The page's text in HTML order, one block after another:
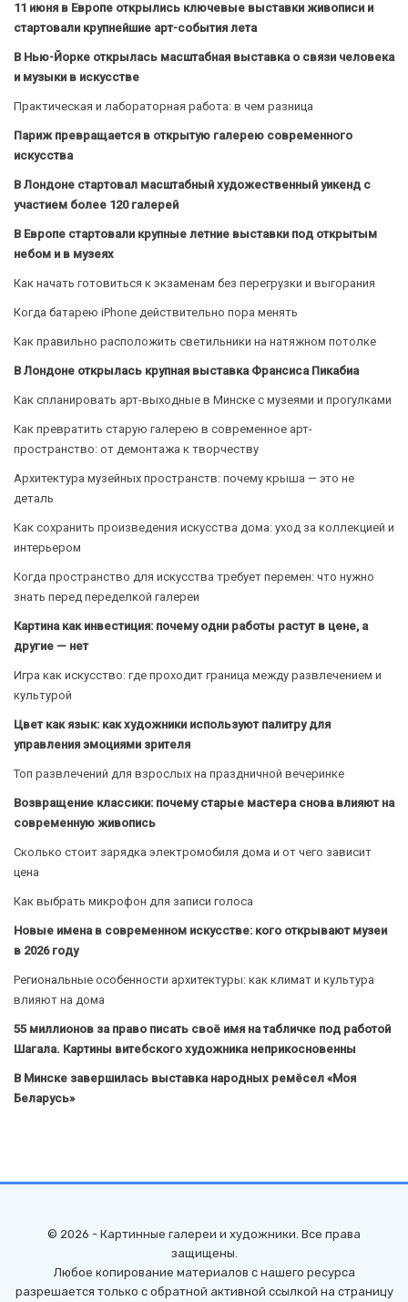
11 июня в Европе открылись ключевые выставки живописи и
стартовали крупнейшие арт-события лета
В Нью-Йорке открылась масштабная выставка о связи человека
и музыки в искусстве
Практическая и лабораторная работа: в чем разница
Париж превращается в открытую галерею современного
искусства
В Лондоне стартовал масштабный художественный уикенд с
участием более 120 галерей
В Европе стартовали крупные летние выставки под открытым
небом и в музеях
Как начать готовиться к экзаменам без перегрузки и выгорания
Когда батарею iPhone действительно пора менять
Как правильно расположить светильники на натяжном потолке
В Лондоне открылась крупная выставка Франсиса Пикабиа
Как спланировать арт-выходные в Минске с музеями и прогулками
Как превратить старую галерею в современное арт-
пространство: от демонтажа к творчеству
Архитектура музейных пространств: почему крыша — это не
деталь
Как сохранить произведения искусства дома: уход за коллекцией и
интерьером
Когда пространство для искусства требует перемен: что нужно
знать перед переделкой галереи
Картина как инвестиция: почему одни работы растут в цене, а
другие — нет
Игра как искусство: где проходит граница между развлечением и
культурой
Цвет как язык: как художники используют палитру для
управления эмоциями зрителя
Топ развлечений для взрослых на праздничной вечеринке
Возвращение классики: почему старые мастера снова влияют на
современную живопись
Сколько стоит зарядка электромобиля дома и от чего зависит
цена
Как выбрать микрофон для записи голоса
Новые имена в современном искусстве: кого открывают музеи
в 2026 году
Региональные особенности архитектуры: как климат и культура
влияют на дома
55 миллионов за право писать своё имя на табличке под работой
Шагала. Картины витебского художника неприкосновенны
В Минске завершилась выставка народных ремёсел «Моя
Беларусь»
© 2026 - Картинные галереи и художники. Все права
защищены.
Любое копирование материалов с нашего ресурса
разрешается только с обратной активной ссылкой на страницу